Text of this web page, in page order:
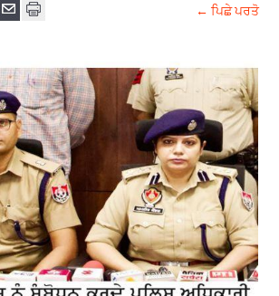
← ਪਿਛੇ ਪਰਤੋ